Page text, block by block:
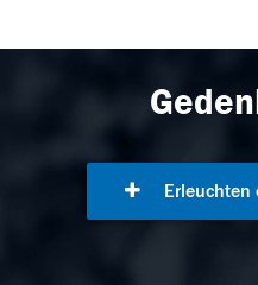
Erleuchten